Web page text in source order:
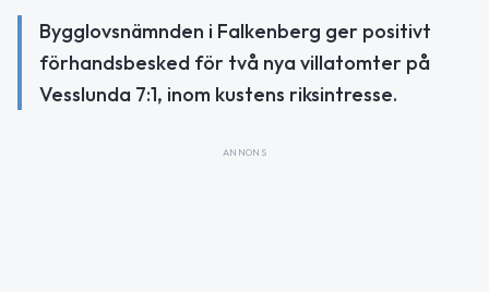
Bygglovsnämnden i Falkenberg ger positivt
förhandsbesked för två nya villatomter på
Vesslunda 7:1, inom kustens riksintresse.
ANNONS